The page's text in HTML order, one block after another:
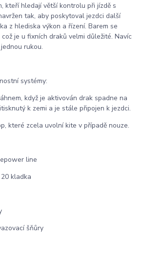
kteří hledají větší kontrolu při jízdě s
tak, aby poskytoval jezdci další
z hlediska výkon a řízení. Barem se
je u fixních draků velmi důležité. Navíc
rukou.
systémy:
když je aktivován drak spadne na
k zemi a je stále připojen k jezdci.
které zcela uvolní kite v případě nouze.
line
kladka
šňůry